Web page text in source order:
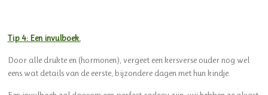
Tip 4: Een invulboek.
Door alle drukte en (hormonen), vergeet een kersverse ouder nog wel
eens wat details van de eerste, bijzondere dagen met hun kindje.